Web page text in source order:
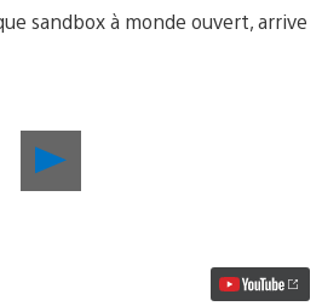
vidéo